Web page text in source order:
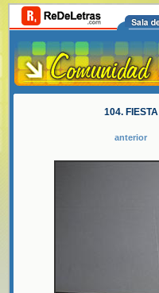
104.
anterior